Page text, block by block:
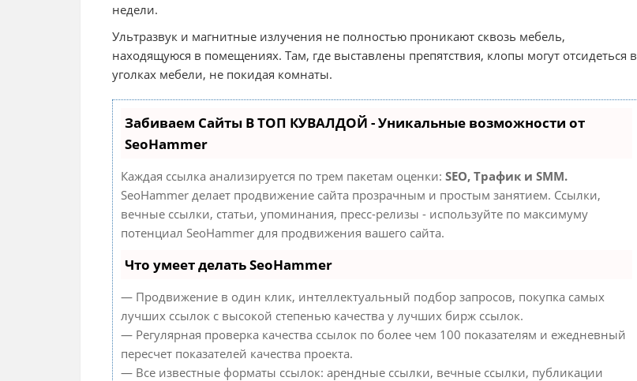
недели.
Ультразвук и магнитные излучения не полностью проникают сквозь мебель,
находящуюся в помещениях. Там, где выставлены препятствия, клопы могут отсидеться в
уголках мебели, не покидая комнаты.
Забиваем Сайты В ТОП КУВАЛДОЙ - Уникальные возможности от
SeoHammer
Каждая ссылка анализируется по трем пакетам оценки: SEO, Трафик и SMM.
SeoHammer делает продвижение сайта прозрачным и простым занятием. Ссылки,
вечные ссылки, статьи, упоминания, пресс-релизы - используйте по максимуму
потенциал SeoHammer для продвижения вашего сайта.
Что умеет делать SeoHammer
— Продвижение в один клик, интеллектуальный подбор запросов, покупка самых
лучших ссылок с высокой степенью качества у лучших бирж ссылок.
— Регулярная проверка качества ссылок по более чем 100 показателям и ежедневный
пересчет показателей качества проекта.
— Все известные форматы ссылок: арендные ссылки, вечные ссылки, публикации